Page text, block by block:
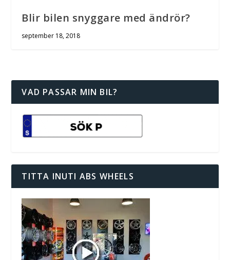
Blir bilen snyggare med ändrör?
september 18, 2018
VAD PASSAR MIN BIL?
TITTA INUTI ABS WHEELS